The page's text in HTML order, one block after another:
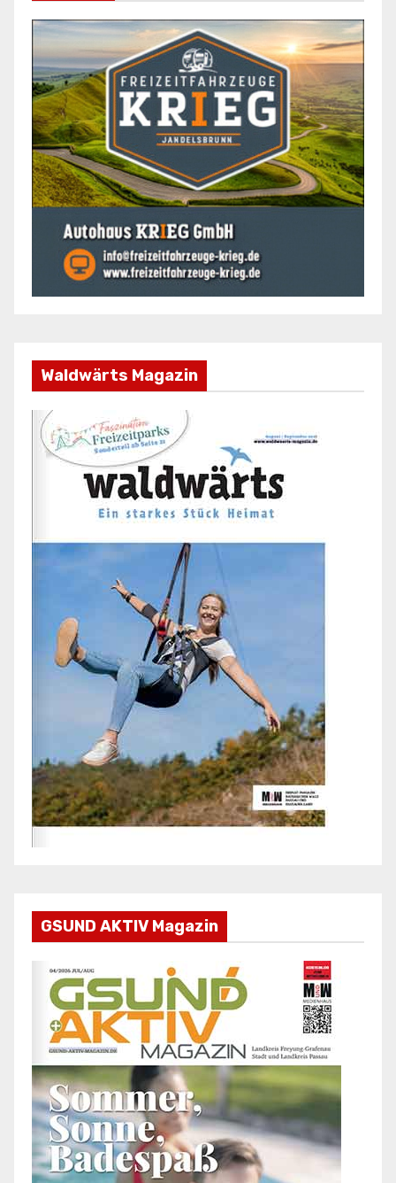
Waldwärts Magazin
GSUND AKTIV Magazin